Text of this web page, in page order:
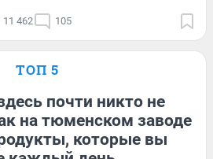
11 462 105
ТОП 5
почти никто не
на тюменском заводе
которые вы